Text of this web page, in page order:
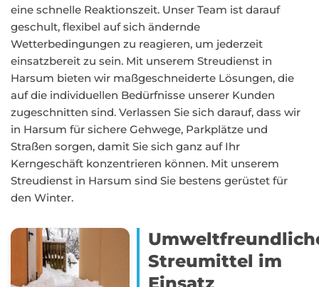
eine schnelle Reaktionszeit. Unser Team ist darauf
geschult, flexibel auf sich ändernde
Wetterbedingungen zu reagieren, um jederzeit
einsatzbereit zu sein. Mit unserem Streudienst in
Harsum bieten wir maßgeschneiderte Lösungen, die
auf die individuellen Bedürfnisse unserer Kunden
zugeschnitten sind. Verlassen Sie sich darauf, dass wir
in Harsum für sichere Gehwege, Parkplätze und
Straßen sorgen, damit Sie sich ganz auf Ihr
Kerngeschäft konzentrieren können. Mit unserem
Streudienst in Harsum sind Sie bestens gerüstet für
den Winter.
Streumittel im